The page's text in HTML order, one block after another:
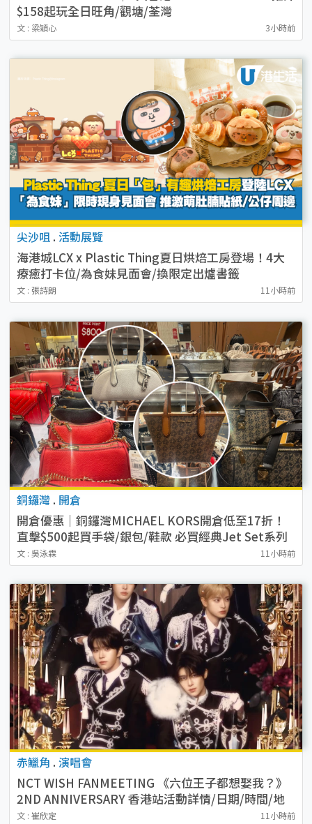
$158起玩全日旺角/觀塘/荃灣
文 : 梁穎心 3小時前
尖沙咀 . 活動展覽
海港城LCX x Plastic Thing夏日烘焙工房登場！4大
療癒打卡位/為食妹見面會/換限定出爐書籤
文 : 張詩朗 11小時前
銅鑼灣 . 開倉
開倉優惠｜銅鑼灣MICHAEL KORS開倉低至17折！
直擊$500起買手袋/銀包/鞋款 必買經典Jet Set系列
文 : 吳泳霖 11小時前
赤鱲角 . 演唱會
NCT WISH FANMEETING 《六位王子都想娶我？》
2ND ANNIVERSARY 香港站活動詳情/日期/時間/地
點/票價一覽
文 : 崔欣定 11小時前